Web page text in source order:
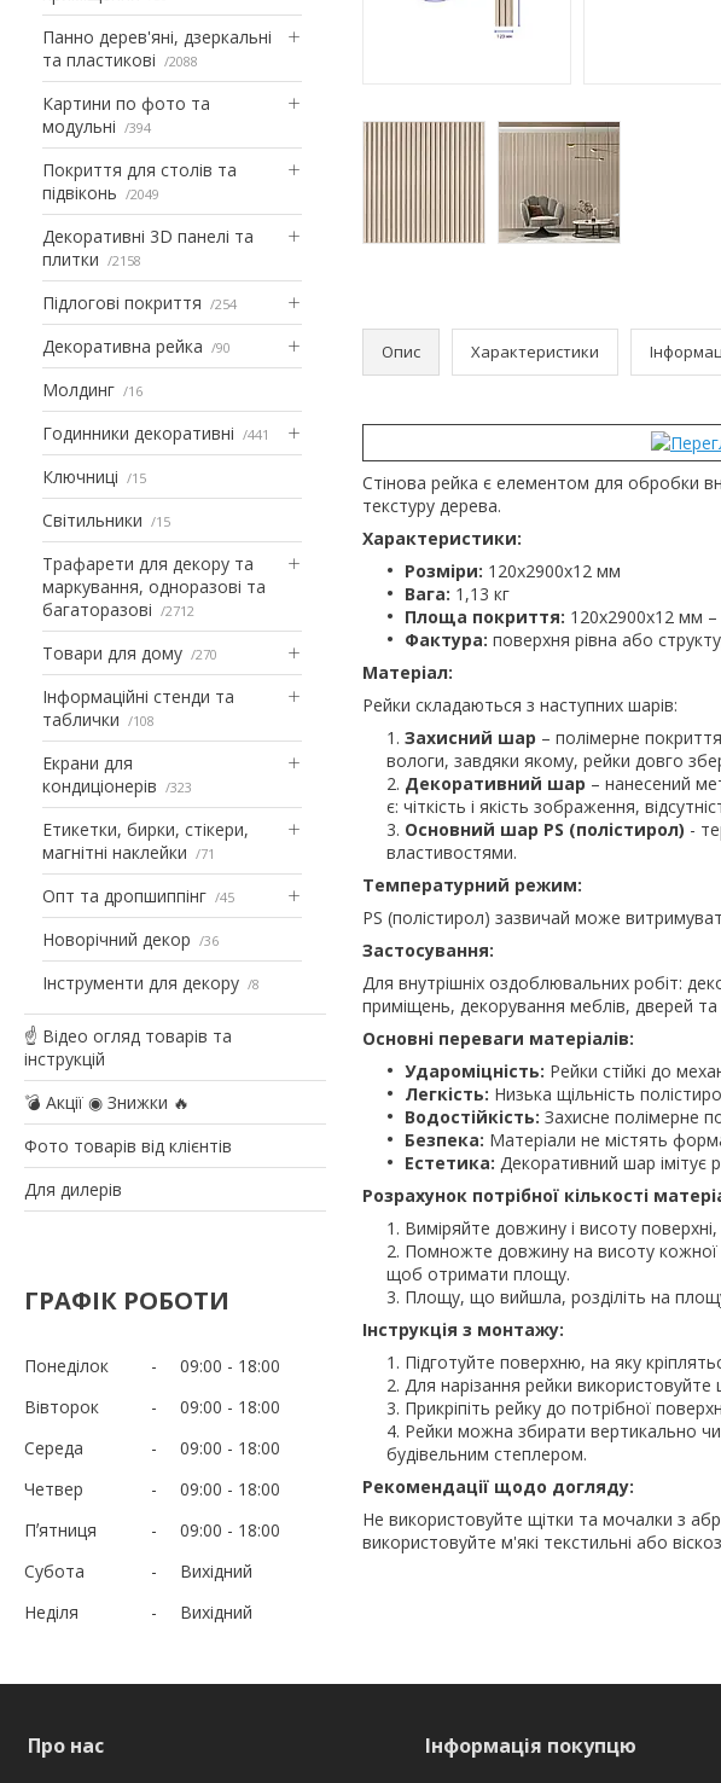
Панно дерев'яні, дзеркальні
та пластикові
2088
Картини по фото та
модульні
394
Покриття для столів та
підвіконь
2049
Декоративні 3D панелі та
плитки
2158
Підлогові покриття 254
Декоративна рейка 90
Молдинг 16
Годинники декоративні 441
Ключниці 15
Світильники 15
Трафарети для декору та
маркування, одноразові та
багаторазові
2712
Товари для дому 270
Інформаційні стенди та
таблички
108
Екрани для
кондиціонерів
323
Етикетки, бирки, стікери,
магнітні наклейки
71
Опт та дропшиппінг 45
Новорічний декор 36
Інструменти для декору 8
☝ Відео огляд товарів та
інструкцій
💣 Акції ◉ Знижки 🔥
Фото товарів від клієнтів
Для дилерів
ГРАФІК РОБОТИ
Понеділок 09:00
18:00
Вівторок
09:00
18:00
Середа
09:00
18:00
Четвер
09:00
18:00
Пʼятниця
09:00
18:00
Субота
Вихідний
Неділя
Вихідний
Опис Характеристики
Стінова рейка є елементом для обробки
текстуру дерева.
Характеристики:
Розміри: 120х2900х12 мм
Вага: 1,13 кг
Площа покриття: 120х2900х12 мм –
Фактура: поверхня рівна або
Матеріал:
Рейки складаються з наступних шарів:
Захисний шар – полімерне
вологи, завдяки якому, рейки довго
Декоративний шар – нанесений
є: чіткість і якість зображення,
Основний шар PS (полістирол) -
властивостями.
Температурний режим:
PS (полістирол) зазвичай може
Застосування:
Для внутрішніх оздоблювальних робіт:
приміщень, декорування меблів, дверей та
Основні переваги матеріалів:
Удароміцність: Рейки стійкі до
Легкість: Низька щільність
Водостійкість: Захисне полімерне
Безпека: Матеріали не містять
Естетика: Декоративний шар імітує
Розрахунок потрібної кількості
Виміряйте довжину і висоту
Помножте довжину на висоту кожної
щоб отримати площу.
Площу, що вийшла, розділіть на площу
Інструкція з монтажу:
Підготуйте поверхню, на яку
Для нарізання рейки
Прикріпіть рейку до потрібної
Рейки можна збирати вертикально
будівельним степлером.
Рекомендації щодо догляду:
Не використовуйте щітки та мочалки з
використовуйте м'які текстильні або
Про нас Інформація покупцю